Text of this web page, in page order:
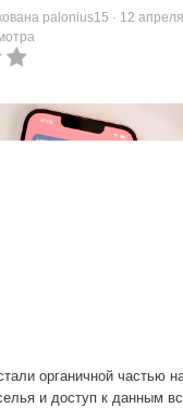
palonius15 · 12
органичной частью
и доступ к данным